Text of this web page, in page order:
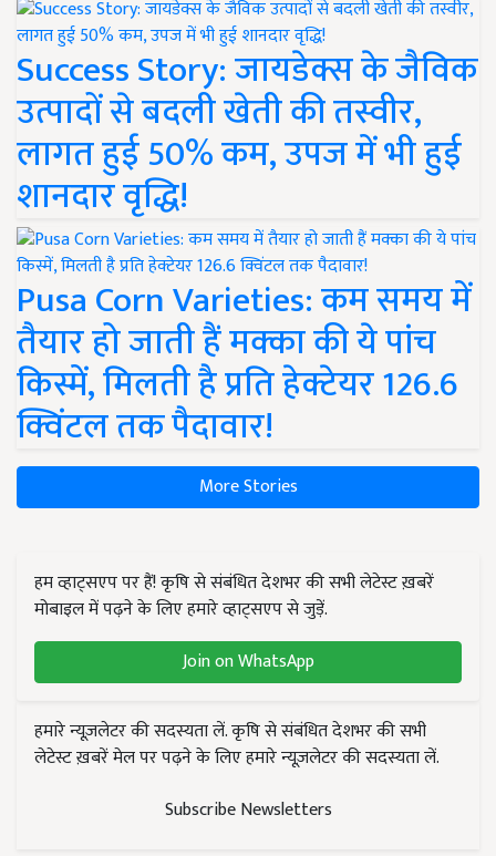
Success Story: जायडेक्स के जैविक
उत्पादों से बदली खेती की तस्वीर,
लागत हुई 50% कम, उपज में भी हुई
शानदार वृद्धि!
Pusa Corn Varieties: कम समय में
तैयार हो जाती हैं मक्का की ये पांच
किस्में, मिलती है प्रति हेक्टेयर 126.6
क्विंटल तक पैदावार!
More Stories
हम व्हाट्सएप पर हैं! कृषि से संबंधित देशभर की सभी लेटेस्ट ख़बरें
मोबाइल में पढ़ने के लिए हमारे व्हाट्सएप से जुड़ें.
Join on WhatsApp
हमारे न्यूज़लेटर की सदस्यता लें. कृषि से संबंधित देशभर की सभी
लेटेस्ट ख़बरें मेल पर पढ़ने के लिए हमारे न्यूज़लेटर की सदस्यता लें.
Subscribe Newsletters